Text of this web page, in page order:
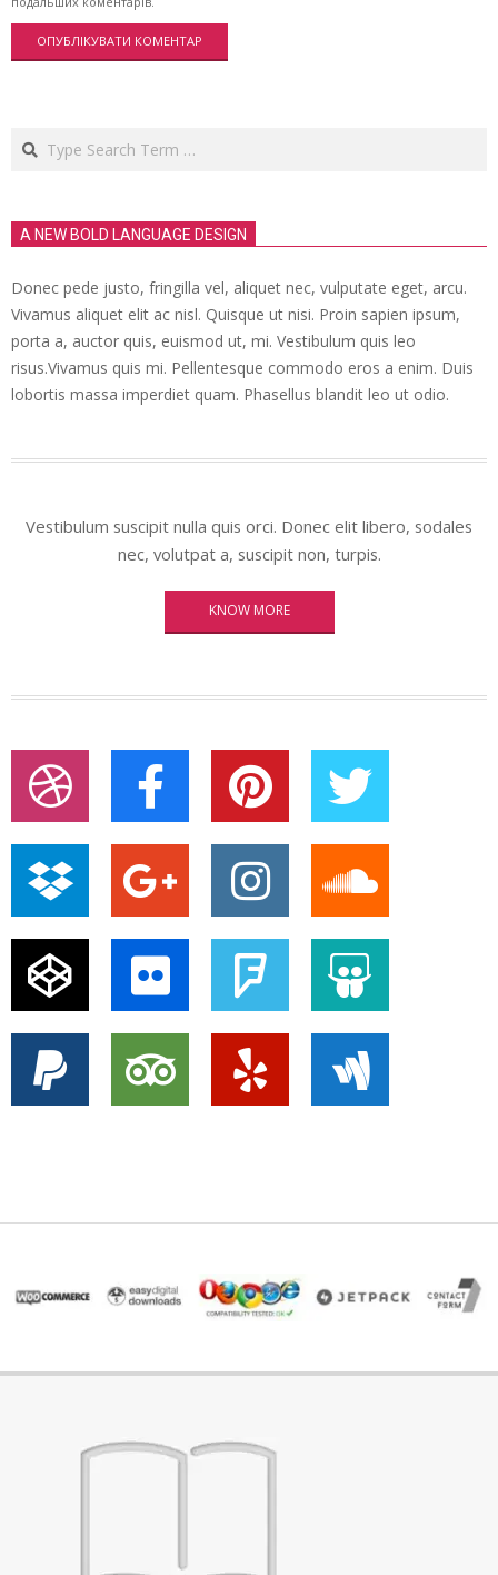
Search
A NEW BOLD LANGUAGE DESIGN
Donec pede justo, fringilla vel, aliquet nec, vulputate eget, arcu.
Vivamus aliquet elit ac nisl. Quisque ut nisi. Proin sapien ipsum,
porta a, auctor quis, euismod ut, mi. Vestibulum quis leo
risus.Vivamus quis mi. Pellentesque commodo eros a enim. Duis
lobortis massa imperdiet quam. Phasellus blandit leo ut odio.
Vestibulum suscipit nulla quis orci. Donec elit libero, sodales
nec, volutpat a, suscipit non, turpis.
KNOW MORE